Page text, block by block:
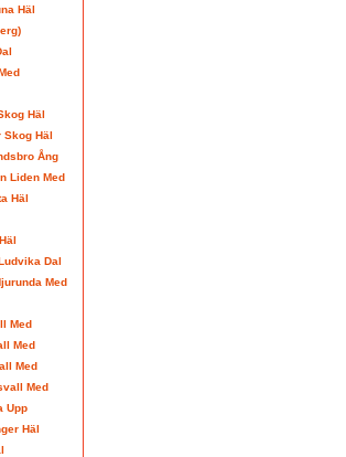
Häl
Häl
Skog Häl
Ång
Liden Med
Häl
Dal
Med
Med
Med
Med
Med
Upp
Häl